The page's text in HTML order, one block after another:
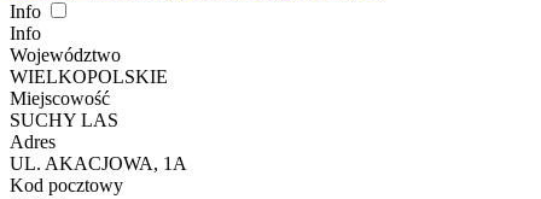
Info
Info
Województwo
WIELKOPOLSKIE
Miejscowość
SUCHY LAS
Adres
UL. AKACJOWA, 1A
Kod pocztowy